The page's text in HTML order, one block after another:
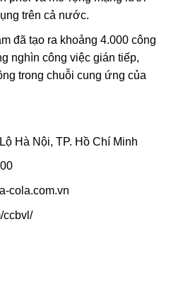
trên cả nước.
đã tạo ra khoảng 4.000 công
nghìn công việc gián tiếp,
trong chuỗi cung ứng của
Hà Nội, TP. Hồ Chí Minh
cola.com.vn
ccbvl/